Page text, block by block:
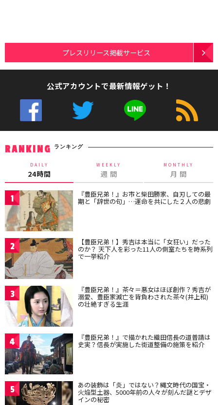
プレスリリース掲載サービス
公式アカウントで最新情報ゲット！
RANKING ランキング
DAILY
24時間
WEEKLY
週 間
MONTHLY
月 間
1 『豊臣兄弟！』お市と柴田勝家、自刃しての最
期と「辞世の句」…運命を共にした２人の悲劇
2 【豊臣兄弟！】秀吉は本当に「女狂い」だった
のか？ 天下人を彩った11人の側室たちを時系列
で一挙紹介
3 『豊臣兄弟！』茶々＝悪女はほぼ創作？秀吉が
溺愛、豊臣家滅亡を背負わされた茶々(井上和)
の壮絶すぎる生涯
4 『豊臣兄弟！』で描かれた織田信長の道普請は
史実？信長が実施した街道整備の施策を紹介
5 あの装飾は「炎」ではない？縄文時代の国宝・
火焔型土器、5000年前の人々が刻んだ謎とデザ
インの秘密